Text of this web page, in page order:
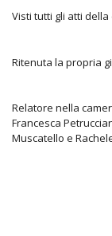
Visti tutti gli atti della
Ritenuta la propria
Relatore nella
Francesca
Muscatello e